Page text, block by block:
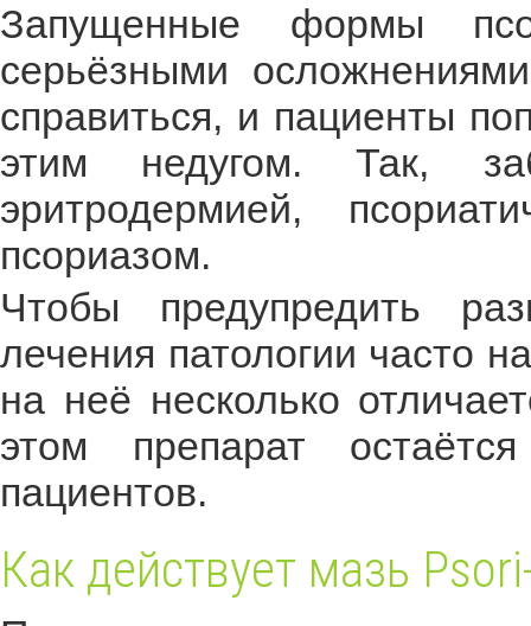
Запущенные формы
серьёзными
справиться, и пациенты
этим недугом. Так,
эритродермией,
псориазом.
Чтобы предупредить
лечения патологии часто
на неё несколько
этом препарат
пациентов.
Как действует мазь